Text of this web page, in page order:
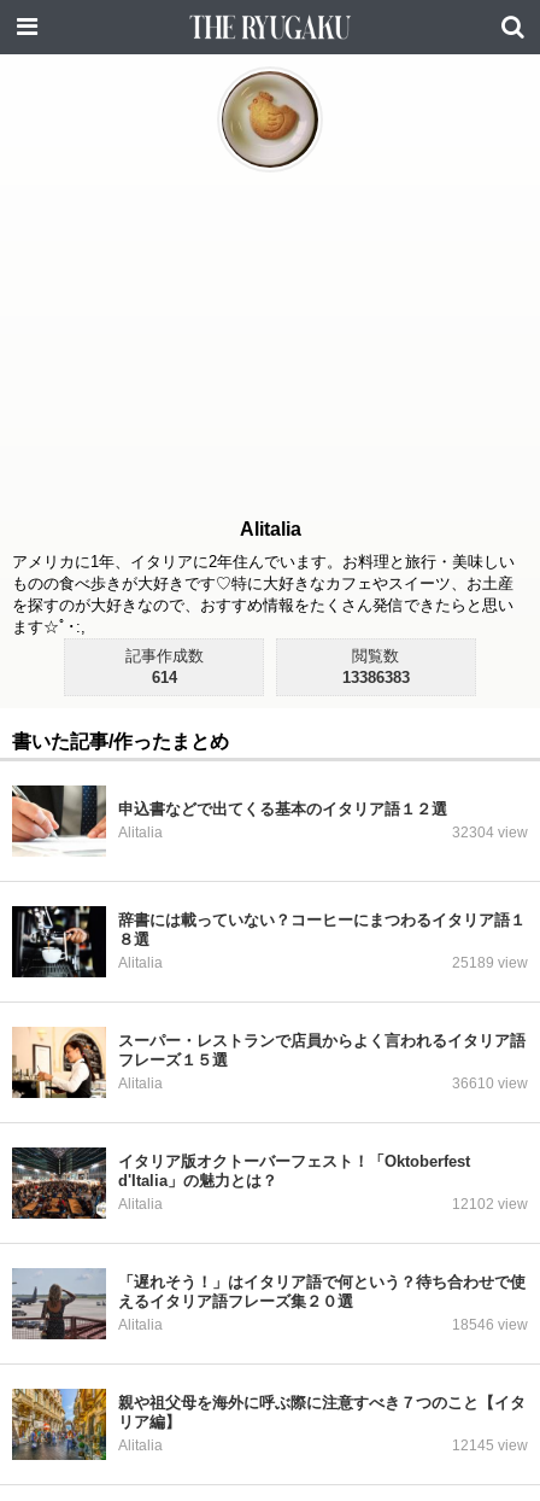
Alitalia
アメリカに1年、イタリアに2年住んでいます。お料理と旅行・美味しい
ものの食べ歩きが大好きです♡特に大好きなカフェやスイーツ、お土産
を探すのが大好きなので、おすすめ情報をたくさん発信できたらと思い
ます☆ﾟ･:,
記事作成数
614
閲覧数
13386383
書いた記事/作ったまとめ
申込書などで出てくる基本のイタリア語１２選
Alitalia 32304 view
辞書には載っていない？コーヒーにまつわるイタリア語１
８選
Alitalia 25189 view
スーパー・レストランで店員からよく言われるイタリア語
フレーズ１５選
Alitalia 36610 view
イタリア版オクトーバーフェスト！「Oktoberfest
d'Italia」の魅力とは？
Alitalia 12102 view
「遅れそう！」はイタリア語で何という？待ち合わせで使
えるイタリア語フレーズ集２０選
Alitalia 18546 view
親や祖父母を海外に呼ぶ際に注意すべき７つのこと【イタ
リア編】
Alitalia 12145 view